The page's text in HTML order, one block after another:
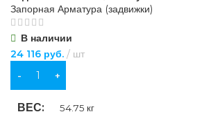
для внутренних работ
МАТЕРИАЛ
Запорная Арматура (задвижки)
В наличии
24 116 руб. шт
В КОРЗИНУ
ВЕС 54.75 кг